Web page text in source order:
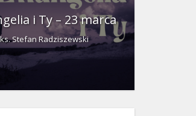
i Ty – 23 marca
ks. Stefan Radziszewski